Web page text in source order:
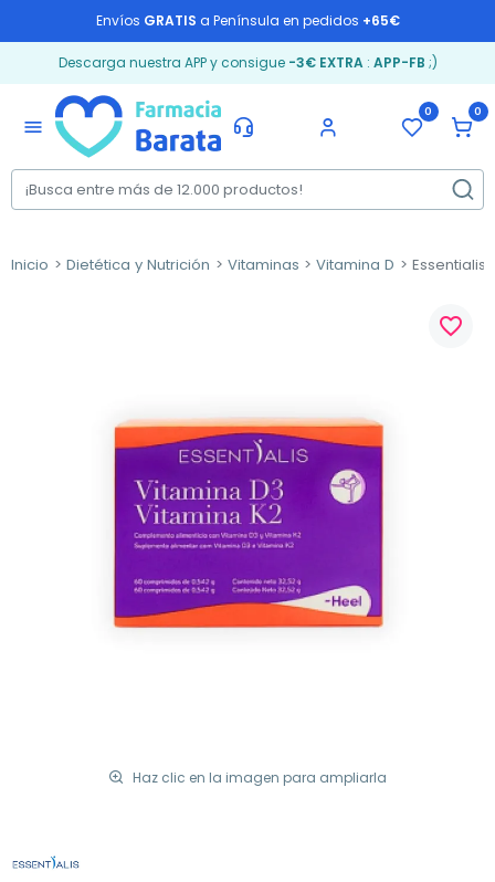
Envíos GRATIS a Península en pedidos +65€
Descarga nuestra APP y consigue -3€ EXTRA: APP-FB ;)
menu
0 0
Inicio Dietética y Nutrición Vitaminas Vitamina D Essentialis
Haz clic en la imagen para ampliarla
favorite_border